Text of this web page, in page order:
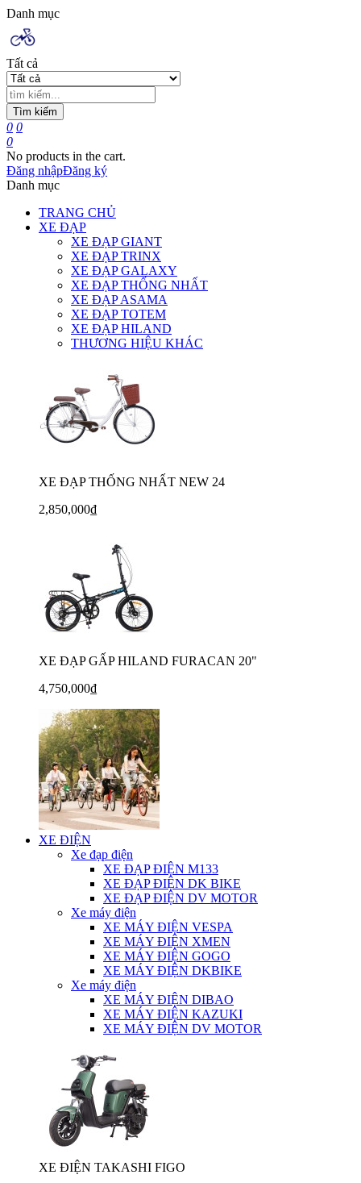
Danh mục
Tất cả
Tìm kiếm
0 0
0
No products in the cart.
Đăng nhậpĐăng ký
Danh mục
TRANG CHỦ
XE ĐẠP
XE ĐẠP GIANT
XE ĐẠP TRINX
XE ĐẠP GALAXY
XE ĐẠP THỐNG NHẤT
XE ĐẠP ASAMA
XE ĐẠP TOTEM
XE ĐẠP HILAND
THƯƠNG HIỆU KHÁC
XE ĐẠP THỐNG NHẤT NEW 24
2,850,000₫
XE ĐẠP GẤP HILAND FURACAN 20"
4,750,000₫
XE ĐIỆN
Xe đạp điện
XE ĐẠP ĐIỆN M133
XE ĐẠP ĐIỆN DK BIKE
XE ĐẠP ĐIỆN DV MOTOR
Xe máy điện
XE MÁY ĐIỆN VESPA
XE MÁY ĐIỆN XMEN
XE MÁY ĐIỆN GOGO
XE MÁY ĐIỆN DKBIKE
Xe máy điện
XE MÁY ĐIỆN DIBAO
XE MÁY ĐIỆN KAZUKI
XE MÁY ĐIỆN DV MOTOR
XE ĐIỆN TAKASHI FIGO